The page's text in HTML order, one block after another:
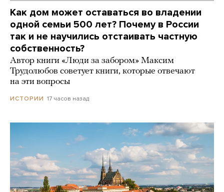
Как дом может оставаться во владении
одной семьи 500 лет? Почему в России
так и не научились отстаивать частную
собственность?
Автор книги «Люди за забором» Максим
Трудолюбов советует книги, которые отвечают
на эти вопросы
ИСТОРИИ 17 часов назад